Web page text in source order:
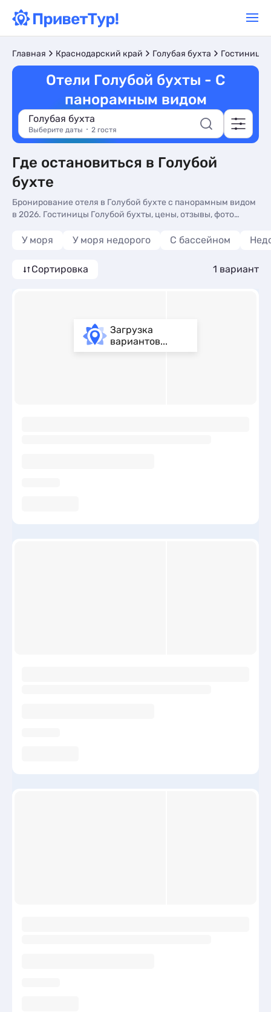
Главная Краснодарский край Голубая бухта Гостиницы
Отели Голубой бухты - С
панорамным видом
Голубая бухта
Выберите даты 2 гостя
Где остановиться в Голубой
бухте
Бронирование отеля в Голубой бухте с панорамным видом
в 2026. Гостиницы Голубой бухты, цены, отзывы, фото
У моря У моря недорого С бассейном
Сортировка 1 вариант
Загрузка
вариантов...